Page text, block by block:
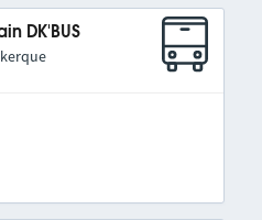
DK'BUS